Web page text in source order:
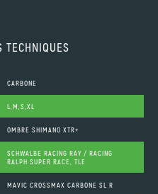
TECHNIQUES
CARBONE
L,M,S,XL
OMBRE SHIMANO XTR+
SCHWALBE RACING RAY / RACING
RALPH SUPER RACE, TLE
MAVIC CROSSMAX CARBONE SL R